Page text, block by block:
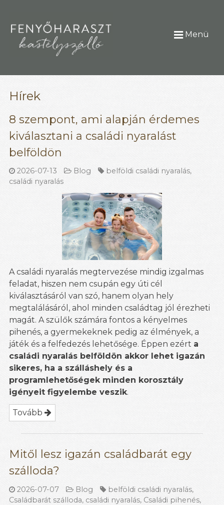
Menü
Hírek
8 szempont, ami alapján érdemes
kiválasztani a családi nyaralást
belföldön
2026-07-13 Blog belföldi családi nyaralás,
családi nyaralás
A családi nyaralás megtervezése mindig izgalmas
feladat, hiszen nem csupán egy úti cél
kiválasztásáról van szó, hanem olyan hely
megtalálásáról, ahol minden családtag jól érezheti
magát. A szülők számára fontos a kényelmes
pihenés, a gyermekeknek pedig az élmények, a
játék és a felfedezés lehetősége. Éppen ezért a
családi nyaralás belföldön akkor lehet igazán
sikeres, ha a szálláshely és a
programlehetőségek minden korosztály
igényeit figyelembe veszik.
Tovább
Mitől lesz igazán családbarát egy
szálloda?
2026-07-07 Blog belföldi családi nyaralás,
Családbarát szálloda, családi nyaralás, Családi pihenés,